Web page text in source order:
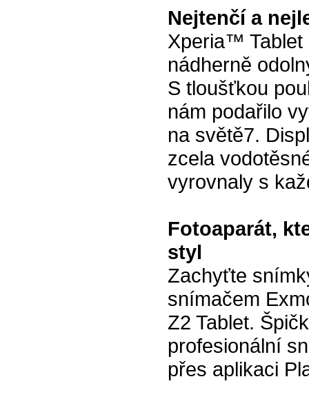
Nejtenčí a
Xperia™ Tablet
nádherně
S tloušťkou
nám podařilo
na světě7.
zcela
vyrovnaly s
Fotoaparát,
styl
Zachyťte
snímačem
Z2 Tablet.
profesionální
přes aplikaci